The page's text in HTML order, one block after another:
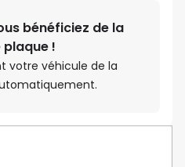
bénéficiez de la
!
votre véhicule de la